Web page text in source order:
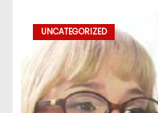
UNCATEGORIZED